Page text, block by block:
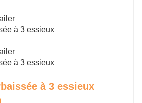
à 3 essieux
à 3 essieux
à 3 essieux